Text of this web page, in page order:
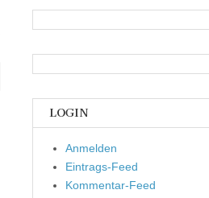
LOGIN
Anmelden
Eintrags-Feed
Kommentar-Feed